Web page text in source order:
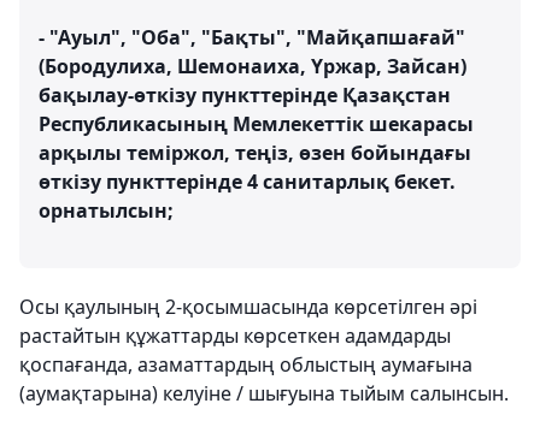
- "Ауыл", "Оба", "Бақты", "Майқапшағай"
(Бородулиха, Шемонаиха, Үржар, Зайсан)
бақылау-өткізу пункттерінде Қазақстан
Республикасының Мемлекеттік шекарасы
арқылы теміржол, теңіз, өзен бойындағы
өткізу пункттерінде 4 санитарлық бекет.
орнатылсын;
Осы қаулының 2-қосымшасында көрсетілген әрі
растайтын құжаттарды көрсеткен адамдарды
қоспағанда, азаматтардың облыстың аумағына
(аумақтарына) келуіне / шығуына тыйым салынсын.